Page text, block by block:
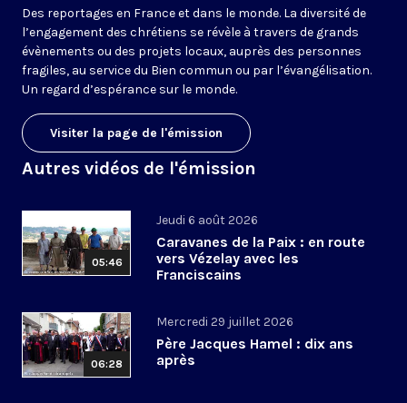
Des reportages en France et dans le monde. La diversité de
l’engagement des chrétiens se révèle à travers de grands
évènements ou des projets locaux, auprès des personnes
fragiles, au service du Bien commun ou par l’évangélisation.
Un regard d’espérance sur le monde.
Visiter la page de l'émission
Autres vidéos de l'émission
05:46
Jeudi 6 août 2026
Caravanes de la Paix : en route
vers Vézelay avec les
Franciscains
06:28
Mercredi 29 juillet 2026
Père Jacques Hamel : dix ans
après